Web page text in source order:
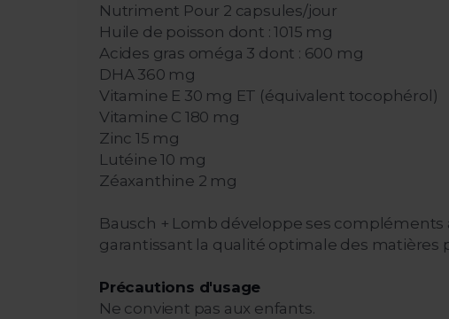
Nutriment Pour 2 capsules/jour
Huile de poisson dont : 1015 mg
Acides gras oméga 3 dont : 600 mg
DHA 360 mg
Vitamine E 30 mg ET (équivalent tocophérol)
Vitamine C 180 mg
Zinc 15 mg
Lutéine 10 mg
Zéaxanthine 2 mg
Bausch + Lomb développe ses
garantissant la qualité optimale des matières
Précautions d'usage
Ne convient pas aux enfants.